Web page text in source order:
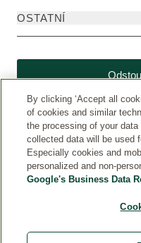
OSTATNÍ
By clicking ‘Accept all
of cookies and similar
the processing of your
collected data will be used
Especially cookies and
personalized and non-
Google's Business Data